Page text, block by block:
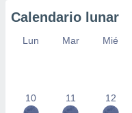
Calendario lunar
Lun Mar Mié
10 11 12